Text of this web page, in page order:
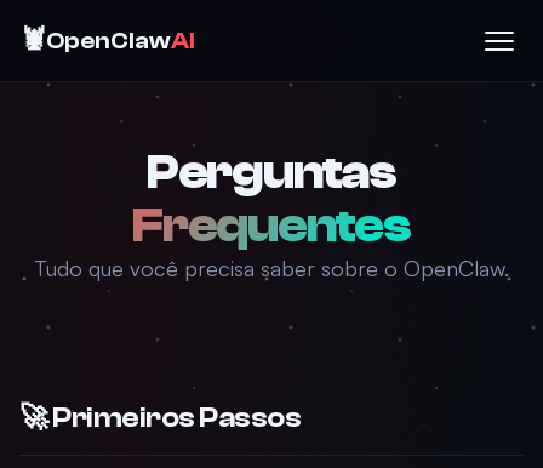
🦞OpenClawAI
Perguntas
Frequentes
Tudo que você precisa saber sobre o OpenClaw.
🚀 Primeiros Passos